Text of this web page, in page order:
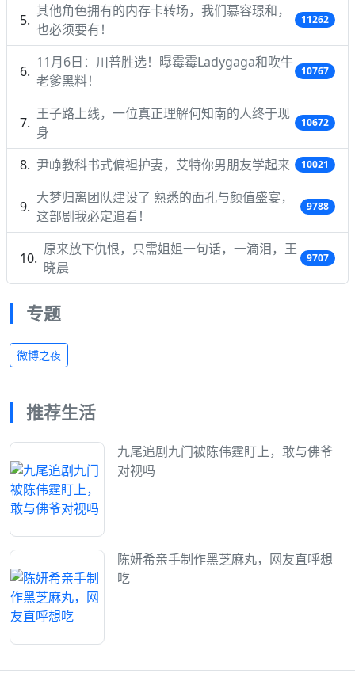
其他角色拥有的内存卡转场，我们慕容璟和，
也必须要有！
11262
11月6日：川普胜选！曝霉霉Ladygaga和吹牛
老爹黑料！
10767
王子路上线，一位真正理解何知南的人终于现
身
10672
尹峥教科书式偏袒护妻，艾特你男朋友学起来 10021
大梦归离团队建设了 熟悉的面孔与颜值盛宴，
这部剧我必定追看！
9788
原来放下仇恨，只需姐姐一句话，一滴泪，王
晓晨
9707
专题
微博之夜
推荐生活
九尾追剧九门被陈伟霆盯上，敢与佛爷
对视吗
陈妍希亲手制作黑芝麻丸，网友直呼想
吃